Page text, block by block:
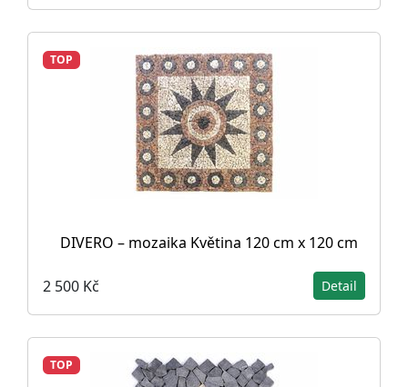
TOP
DIVERO – mozaika Květina 120 cm x 120 cm
2 500 Kč Detail
TOP